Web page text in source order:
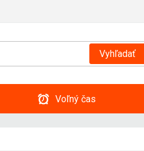
Vyhľadať
Voľný čas